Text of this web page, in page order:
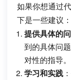
如果你想通过
下是一些建议：
提供具体的
到的具体问
对性的指导。
学习和实践